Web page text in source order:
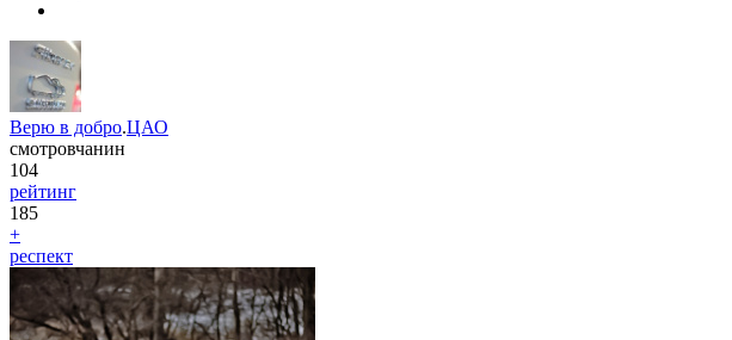
Верю в добро.ЦАО
смотровчанин
104
рейтинг
185
+
респект